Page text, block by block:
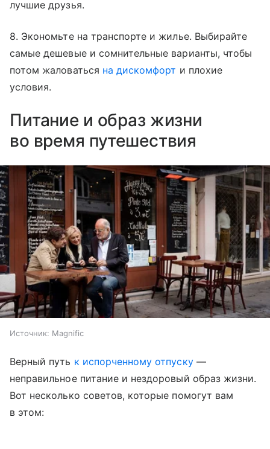
лучшие друзья.
8. Экономьте на транспорте и жилье. Выбирайте
самые дешевые и сомнительные варианты, чтобы
потом жаловаться на дискомфорт и плохие
условия.
Питание и образ жизни
во время путешествия
Источник: Magnific
Верный путь к испорченному отпуску—
неправильное питание и нездоровый образ жизни.
Вот несколько советов, которые помогут вам
в этом: